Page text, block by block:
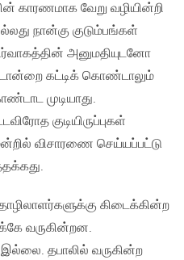
காரணமாக வேறு வழியின்றி
நான்கு குடும்பங்கள்
அனுமதியுடனோ
கட்டிக் கொண்டாலும்
முடியாது.
குடியிருப்புகள்
விசாரணை செய்யப்பட்டு
கிடைக்கின்ற
வருகின்றன.
தபாலில் வருகின்ற